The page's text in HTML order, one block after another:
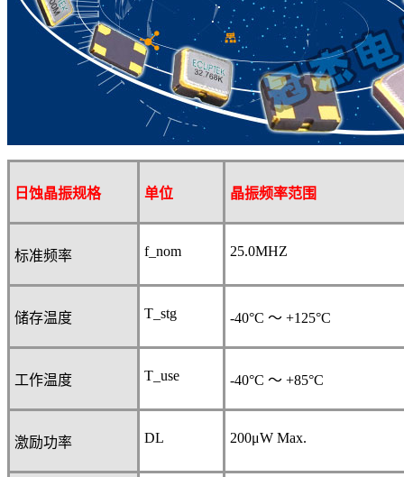
日蚀晶振规格 单位 晶振频率范围
标准频率 f_nom 25.0MHZ
储存温度 T_stg -40°C ～ +125°C
工作温度 T_use -40°C ～ +85°C
激励功率 DL 200μW Max.